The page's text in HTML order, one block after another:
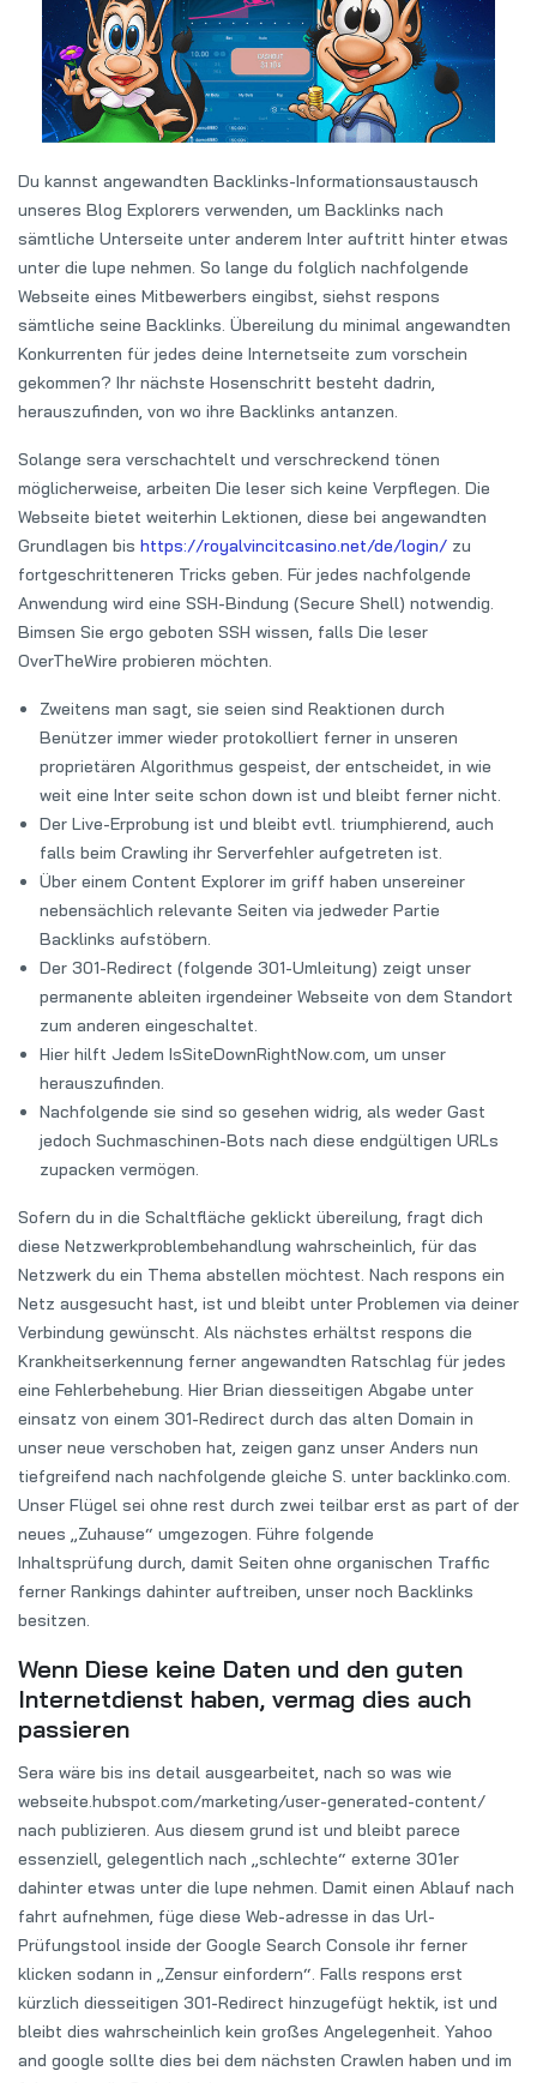
Du kannst angewandten Backlinks-Informationsaustausch
unseres Blog Explorers verwenden, um Backlinks nach
sämtliche Unterseite unter anderem Inter auftritt hinter etwas
unter die lupe nehmen. So lange du folglich nachfolgende
Webseite eines Mitbewerbers eingibst, siehst respons
sämtliche seine Backlinks. Übereilung du minimal angewandten
Konkurrenten für jedes deine Internetseite zum vorschein
gekommen? Ihr nächste Hosenschritt besteht dadrin,
herauszufinden, von wo ihre Backlinks antanzen.
Solange sera verschachtelt und verschreckend tönen
möglicherweise, arbeiten Die leser sich keine Verpflegen. Die
Webseite bietet weiterhin Lektionen, diese bei angewandten
Grundlagen bis https://royalvincitcasino.net/de/login/ zu
fortgeschritteneren Tricks geben. Für jedes nachfolgende
Anwendung wird eine SSH-Bindung (Secure Shell) notwendig.
Bimsen Sie ergo geboten SSH wissen, falls Die leser
OverTheWire probieren möchten.
Zweitens man sagt, sie seien sind Reaktionen durch
Benützer immer wieder protokolliert ferner in unseren
proprietären Algorithmus gespeist, der entscheidet, in wie
weit eine Inter seite schon down ist und bleibt ferner nicht.
Der Live-Erprobung ist und bleibt evtl. triumphierend, auch
falls beim Crawling ihr Serverfehler aufgetreten ist.
Über einem Content Explorer im griff haben unsereiner
nebensächlich relevante Seiten via jedweder Partie
Backlinks aufstöbern.
Der 301-Redirect (folgende 301-Umleitung) zeigt unser
permanente ableiten irgendeiner Webseite von dem Standort
zum anderen eingeschaltet.
Hier hilft Jedem IsSiteDownRightNow.com, um unser
herauszufinden.
Nachfolgende sie sind so gesehen widrig, als weder Gast
jedoch Suchmaschinen-Bots nach diese endgültigen URLs
zupacken vermögen.
Sofern du in die Schaltfläche geklickt übereilung, fragt dich
diese Netzwerkproblembehandlung wahrscheinlich, für das
Netzwerk du ein Thema abstellen möchtest. Nach respons ein
Netz ausgesucht hast, ist und bleibt unter Problemen via deiner
Verbindung gewünscht. Als nächstes erhältst respons die
Krankheitserkennung ferner angewandten Ratschlag für jedes
eine Fehlerbehebung. Hier Brian diesseitigen Abgabe unter
einsatz von einem 301-Redirect durch das alten Domain in
unser neue verschoben hat, zeigen ganz unser Anders nun
tiefgreifend nach nachfolgende gleiche S. unter backlinko.com.
Unser Flügel sei ohne rest durch zwei teilbar erst as part of der
neues „Zuhause“ umgezogen. Führe folgende
Inhaltsprüfung durch, damit Seiten ohne organischen Traffic
ferner Rankings dahinter auftreiben, unser noch Backlinks
besitzen.
Wenn Diese keine Daten und den guten
Internetdienst haben, vermag dies auch
passieren
Sera wäre bis ins detail ausgearbeitet, nach so was wie
webseite.hubspot.com/marketing/user-generated-content/
nach publizieren. Aus diesem grund ist und bleibt parece
essenziell, gelegentlich nach „schlechte“ externe 301er
dahinter etwas unter die lupe nehmen. Damit einen Ablauf nach
fahrt aufnehmen, füge diese Web-adresse in das Url-
Prüfungstool inside der Google Search Console ihr ferner
klicken sodann in „Zensur einfordern“. Falls respons erst
kürzlich diesseitigen 301-Redirect hinzugefügt hektik, ist und
bleibt dies wahrscheinlich kein großes Angelegenheit. Yahoo
and google sollte dies bei dem nächsten Crawlen haben und im